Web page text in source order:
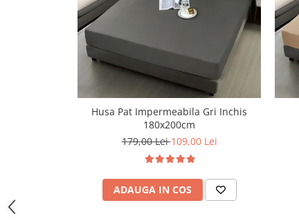
11 Piese, Cuvertura Inclusa
Lenjerii Damasc Egiptean King Size
Lenjerii De Pat, Finet Premium, 1
Lenjerii De Pat Damasc 1 Persoana
Lenjerii De Pat, Imprimeu 3D, 1Husa Pat Impermeabila Gri Inchis
180x200cm
179,00 Lei109,00 Lei
ADAUGA IN COS